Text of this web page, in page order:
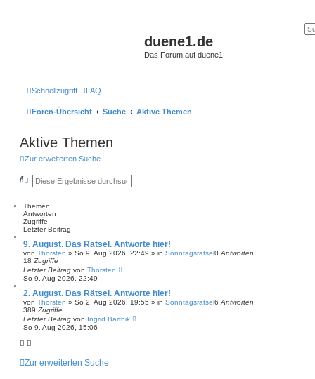
duene1.de
Das Forum auf duene1
Schnellzugriff FAQ
Foren-Übersicht Suche Aktive Themen
Aktive Themen
Zur erweiterten Suche
S
h
e
E
e
i
t
e
t
e
S
u
c
e
Themen
Antworten
Zugriffe
Letzter Beitrag
9. August. Das Rätsel. Antworte hier!
von Thorsten » So 9. Aug 2026, 22:49 » in Sonntagsrätsel0 Antworten
18 Zugriffe
Letzter Beitrag von Thorsten
So 9. Aug 2026, 22:49
2. August. Das Rätsel. Antworte hier!
von Thorsten » So 2. Aug 2026, 19:55 » in Sonntagsrätsel6 Antworten
389 Zugriffe
Letzter Beitrag von Ingrid Bartnik
So 9. Aug 2026, 15:06
Zur erweiterten Suche